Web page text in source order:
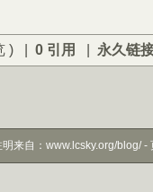
) | 0 引用 | 永久链
来自：www.lcsky.org/blog/